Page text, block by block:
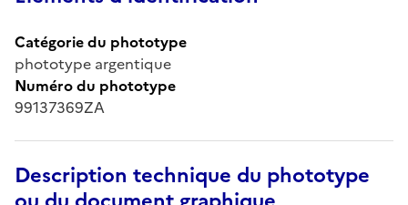
Catégorie du phototype
phototype argentique
Numéro du phototype
99137369ZA
Description technique du phototype